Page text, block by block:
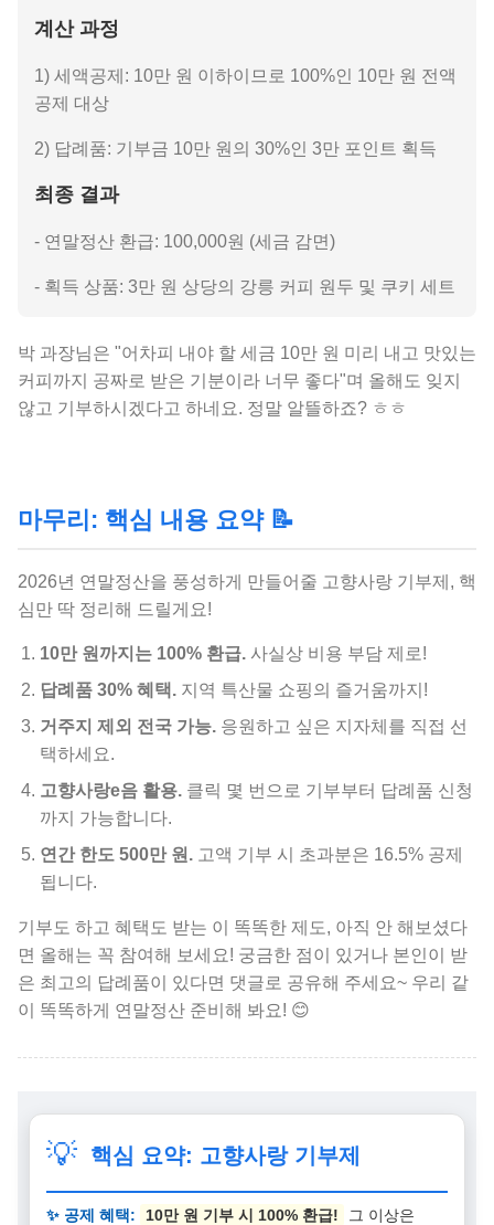
계산 과정
1) 세액공제: 10만 원 이하이므로 100%인 10만 원 전액
공제 대상
2) 답례품: 기부금 10만 원의 30%인 3만 포인트 획득
최종 결과
- 연말정산 환급: 100,000원 (세금 감면)
- 획득 상품: 3만 원 상당의 강릉 커피 원두 및 쿠키 세트
박 과장님은 "어차피 내야 할 세금 10만 원 미리 내고 맛있는
커피까지 공짜로 받은 기분이라 너무 좋다"며 올해도 잊지
않고 기부하시겠다고 하네요. 정말 알뜰하죠? ㅎㅎ
마무리: 핵심 내용 요약 📝
2026년 연말정산을 풍성하게 만들어줄 고향사랑 기부제, 핵
심만 딱 정리해 드릴게요!
10만 원까지는 100% 환급. 사실상 비용 부담 제로!
답례품 30% 혜택. 지역 특산물 쇼핑의 즐거움까지!
거주지 제외 전국 가능. 응원하고 싶은 지자체를 직접 선
택하세요.
고향사랑e음 활용. 클릭 몇 번으로 기부부터 답례품 신청
까지 가능합니다.
연간 한도 500만 원. 고액 기부 시 초과분은 16.5% 공제
됩니다.
기부도 하고 혜택도 받는 이 똑똑한 제도, 아직 안 해보셨다
면 올해는 꼭 참여해 보세요! 궁금한 점이 있거나 본인이 받
은 최고의 답례품이 있다면 댓글로 공유해 주세요~ 우리 같
이 똑똑하게 연말정산 준비해 봐요! 😊
💡 핵심 요약: 고향사랑 기부제
✨ 공제 혜택: 10만 원 기부 시 100% 환급!
그 이상은